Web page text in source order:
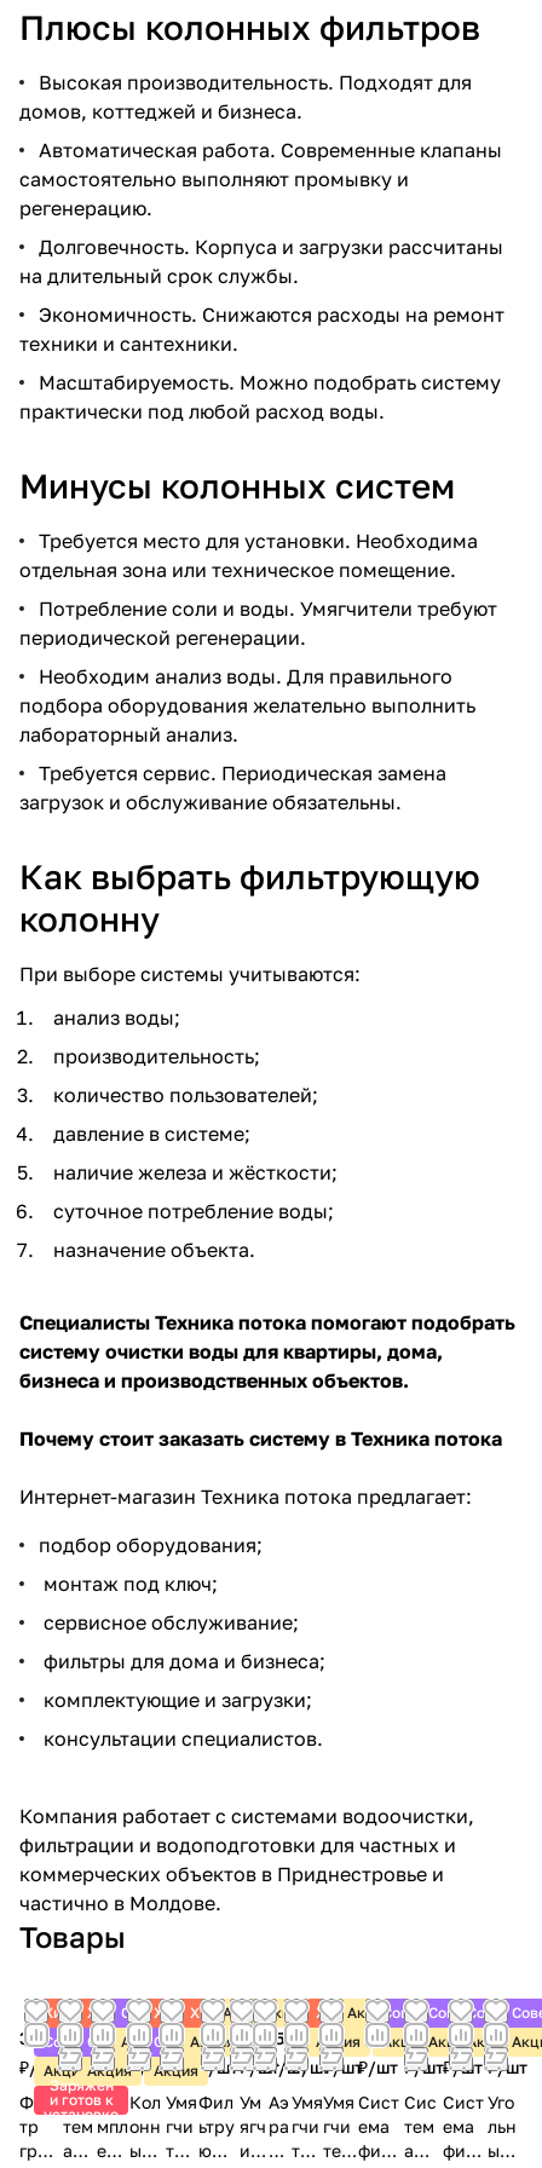
Плюсы колонных фильтров
Высокая производительность. Подходят для
домов, коттеджей и бизнеса.
Автоматическая работа. Современные клапаны
самостоятельно выполняют промывку и
регенерацию.
Долговечность. Корпуса и загрузки рассчитаны
на длительный срок службы.
Экономичность. Снижаются расходы на ремонт
техники и сантехники.
Масштабируемость. Можно подобрать систему
практически под любой расход воды.
Минусы колонных систем
Требуется место для установки. Необходима
отдельная зона или техническое помещение.
Потребление соли и воды. Умягчители требуют
периодической регенерации.
Необходим анализ воды. Для правильного
подбора оборудования желательно выполнить
лабораторный анализ.
Требуется сервис. Периодическая замена
загрузок и обслуживание обязательны.
Как выбрать фильтрующую
колонну
При выборе системы учитываются:
анализ воды;
производительность;
количество пользователей;
давление в системе;
наличие железа и жёсткости;
суточное потребление воды;
назначение объекта.
Специалисты Техника потока помогают подобрать
систему очистки воды для квартиры, дома,
бизнеса и производственных объектов.
Почему стоит заказать систему в Техника потока
Интернет-магазин Техника потока предлагает:
подбор оборудования;
монтаж под ключ;
сервисное обслуживание;
фильтры для дома и бизнеса;
комплектующие и загрузки;
консультации специалистов.
Компания работает с системами водоочистки,
фильтрации и водоподготовки для частных и
коммерческих объектов в Приднестровье и
частично в Молдове.
Товары
Хит
Советуем
Акция
Заряжен
и готов к
установке
3 445
₽/ шт
Филь
тр
груб
Хит
Советуем
Акция
17 240
₽/шт
Сис
тем
а
Советуем
Акция
9 675
₽/шт
Ко
мпл
екс
Хит
Советуем
Акция
6 943
₽/шт
Кол
онн
ый
Хит
Акция
7 192
₽/шт
Умя
гчи
тел
Акция
7 270
₽/шт
Фил
ьтру
юща
Акция
6 615
₽/шт
Ум
ягч
ит
Акция
7 978
₽/шт
Аэ
ра
ци
Хит
Акция
8 843
₽/шт
Умя
гчи
тел
Акция
15 126
₽/шт
Умя
гчи
тел
Советуем
Акция
8 996
₽/шт
Сист
ема
филь
Советуем
Акция
18 796
₽/шт
Сис
тем
а
Советуем
Акция
16 596
₽/шт
Сист
ема
филь
17 873
₽/шт
Уго
льн
ый